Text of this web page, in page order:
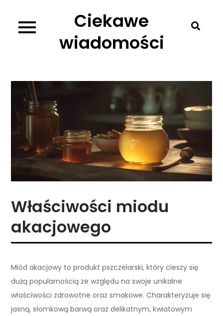
content
Ciekawe
wiadomości
Właściwości miodu
akacjowego
Miód akacjowy to produkt pszczelarski, który cieszy się
dużą popularnością ze względu na swoje unikalne
właściwości zdrowotne oraz smakowe. Charakteryzuje się
jasną, słomkową barwą oraz delikatnym, kwiatowym